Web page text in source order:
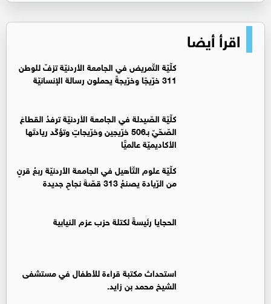
اقرأ أيضا
كلّيّة التّمريض في الجامعة الأردنيّة تزفّ للوطن
311 خرّيجًا وخرّيجةً يحملون رسالة الإنسانيّة
كلّيّة الصّيدلة في الجامعة الأردنيّة ترفدُ القطاعَ
الصّحّيّ بـ506 خرّيجين وخرّيجاتٍ وتؤكّد ريادتَها
الأكاديميّة عالميًّا
كلّيّة علوم التّأهيل في الجامعة الأردنيّة ربعُ قرنٍ
من الرّيادة يصنعُ 313 قصّةَ نجاحٍ جديدة
الحجايا رئيسةً لكتلة حزب عزم النيابية
استحداث مكتبة قراءة للأطفال في مستشفى
الشيخ محمد بن زايد.